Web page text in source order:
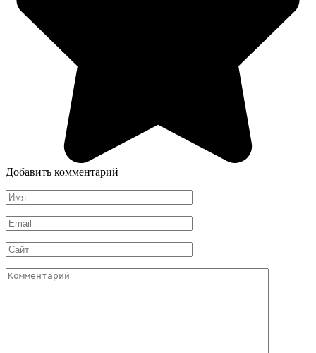
Добавить комментарий
Имя
*
Email
*
Сайт
Комментарий